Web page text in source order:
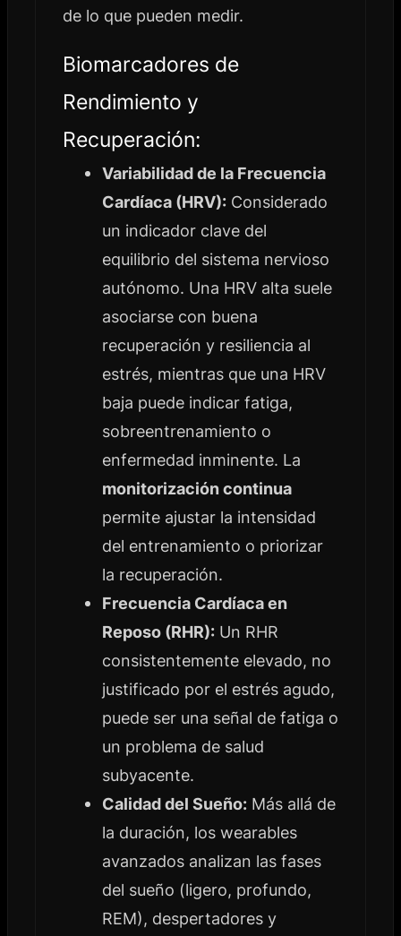
de lo que pueden medir.
Biomarcadores de
Rendimiento y
Recuperación:
Variabilidad de la Frecuencia
Cardíaca (HRV):Considerado
un indicador clave del
equilibrio del sistema nervioso
autónomo. Una HRV alta suele
asociarse con buena
recuperación y resiliencia al
estrés, mientras que una HRV
baja puede indicar fatiga,
sobreentrenamiento o
enfermedad inminente. La
monitorización continua
permite ajustar la intensidad
del entrenamiento o priorizar
la recuperación.
Frecuencia Cardíaca en
Reposo (RHR):Un RHR
consistentemente elevado, no
justificado por el estrés agudo,
puede ser una señal de fatiga o
un problema de salud
subyacente.
Calidad del Sueño:Más allá de
la duración, los wearables
avanzados analizan las fases
del sueño (ligero, profundo,
REM), despertadores y